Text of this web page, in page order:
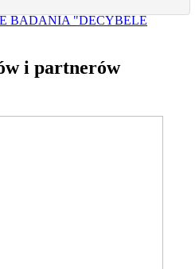
BADANIA "DECYBELE
i partnerów